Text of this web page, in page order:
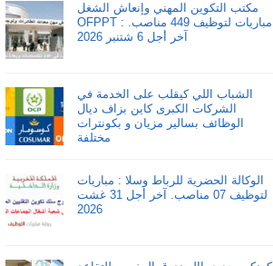
مكتب التكوين المهني وإنعاش الشغل
OFPPT : مباريات لتوظيف 449 مناصب.
آخر أجل 6 شتنبر 2026
الشباب اللي كيقلب على الخدمة في
الشركات الكبرى كاين بزاف ديال
الوظائف بسالير مزيان و بكونترات
مختلفة
الوكالة الحضرية للرباط وسلا : مباريات
لتوظيف 07 مناصب. آخر أجل 31 غشت
2026